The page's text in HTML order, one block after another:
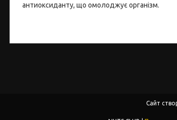
антиоксиданту, що омолоджує організм.
Сайт